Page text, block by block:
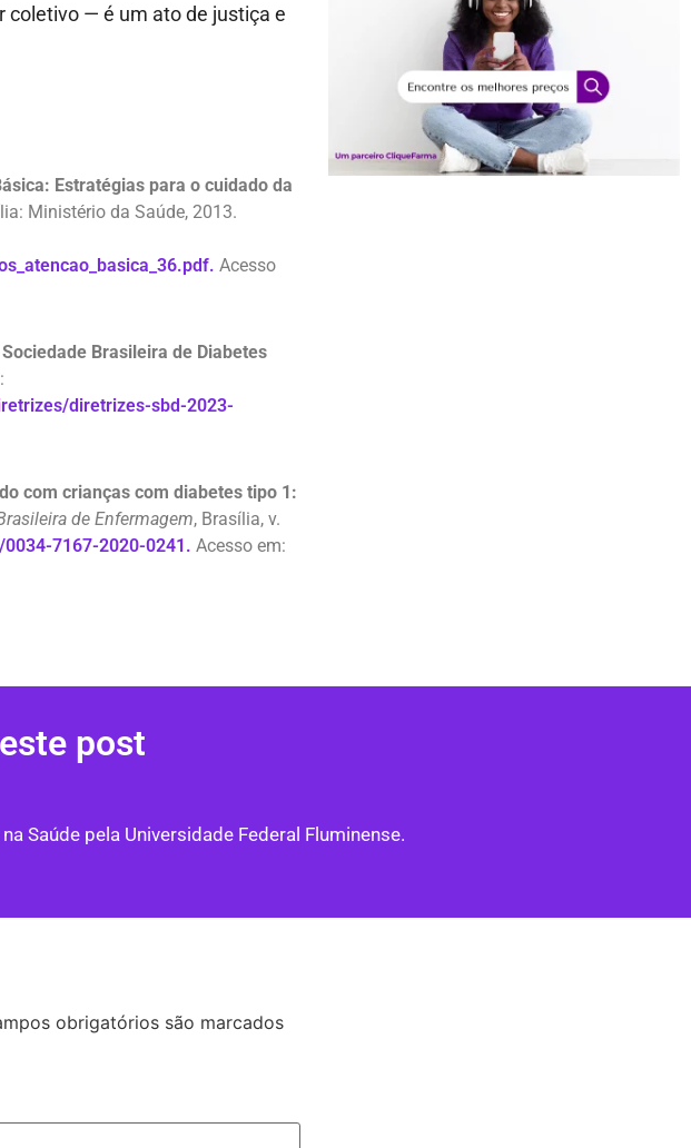
coletivo — é um ato de justiça e
Estratégias para o cuidado da
Ministério da Saúde, 2013.
Acesso
Brasileira de Diabetes
diretrizes-sbd-2023-
com crianças com diabetes tipo 1:
de Enfermagem, Brasília, v.
7167-2020-0241. Acesso em:
post
Saúde pela Universidade Federal Fluminense.
obrigatórios são marcados